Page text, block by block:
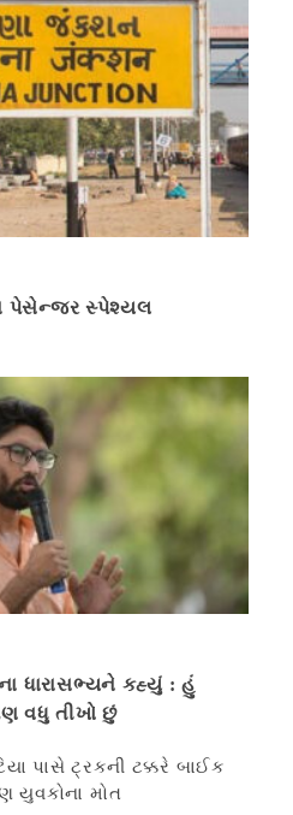
પેસેન્જર સ્પેશ્યલ
ધારાસભ્યને કહ્યું : હું
વધુ તીખો છું